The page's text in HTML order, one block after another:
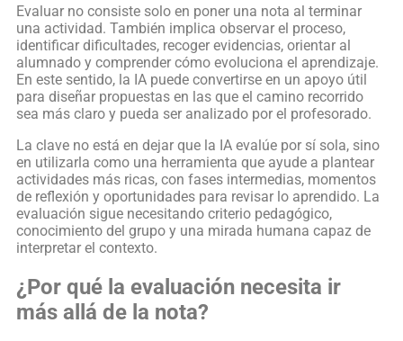
Evaluar no consiste solo en poner una nota al terminar
una actividad. También implica observar el proceso,
identificar dificultades, recoger evidencias, orientar al
alumnado y comprender cómo evoluciona el aprendizaje.
En este sentido, la IA puede convertirse en un apoyo útil
para diseñar propuestas en las que el camino recorrido
sea más claro y pueda ser analizado por el profesorado.
La clave no está en dejar que la IA evalúe por sí sola, sino
en utilizarla como una herramienta que ayude a plantear
actividades más ricas, con fases intermedias, momentos
de reflexión y oportunidades para revisar lo aprendido. La
evaluación sigue necesitando criterio pedagógico,
conocimiento del grupo y una mirada humana capaz de
interpretar el contexto.
¿Por qué la evaluación necesita ir
más allá de la nota?